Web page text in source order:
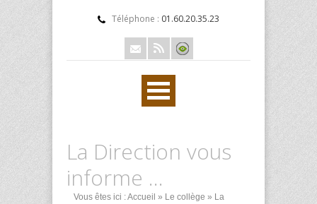
Téléphone : 01.60.20.35.23
La Direction vous
informe ...
Vous êtes ici :Accueil » Le collège » La